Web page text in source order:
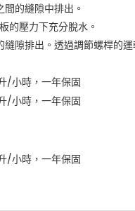
的縫隙中排出。
的壓力下充分脫水。
隙排出。透過調節螺桿的